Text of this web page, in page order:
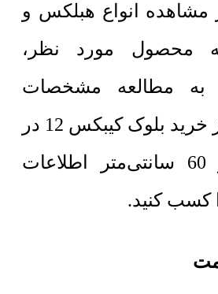
انواع هبلکس و
محصول مورد نظر،
به مطالعه مشخصات
پیش از خرید بلوک کیبکس 12 در
25 در 60 سانتی‌متر اطلاعات
کسب کنید.